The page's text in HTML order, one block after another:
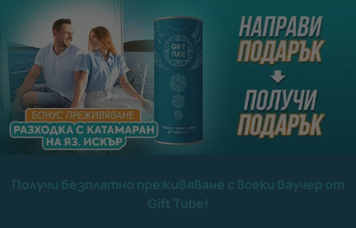
Получи безплатно преживяване с всеки ваучер от
Gift Tube!